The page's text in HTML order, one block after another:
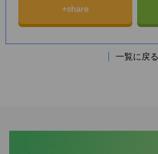
+share
一覧に戻る